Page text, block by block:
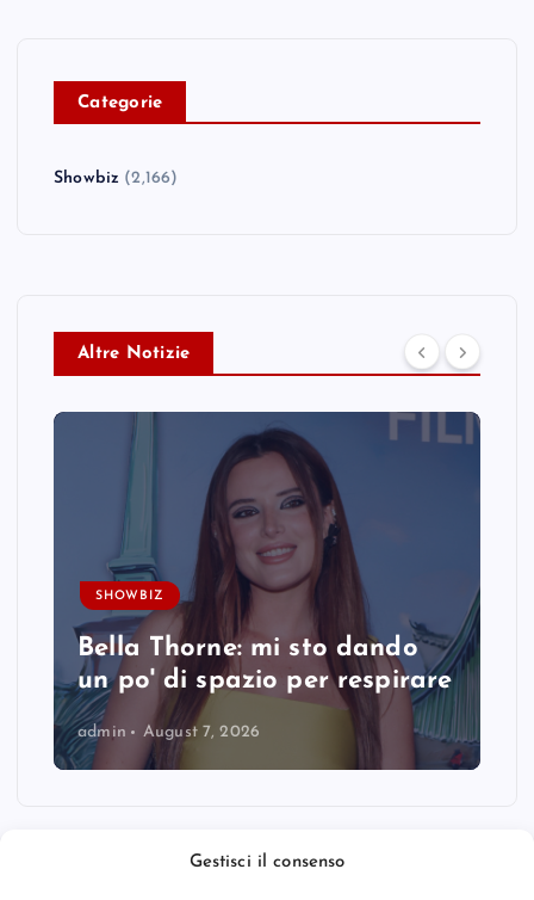
Gestisci il consenso
Categorie
Showbiz (2,166)
Altre Notizie
SHOWBIZ
Bella Thorne: mi sto dando
un po' di spazio per respirare
admin August 7, 2026